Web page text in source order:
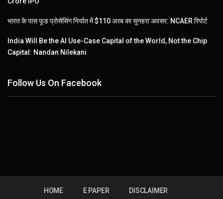
भारत के पास फूड प्रोसेसिंग निर्यात में $110 अरब का सुनहरा अवसर: NCAER रिपोर्ट
India Will Be the AI Use-Case Capital of the World, Not the Chip
Capital: Nandan Nilekani
Follow Us On Facebook
HOME E PAPER DISCLAIMER